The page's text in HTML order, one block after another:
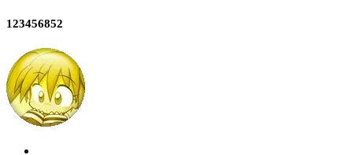
123456852